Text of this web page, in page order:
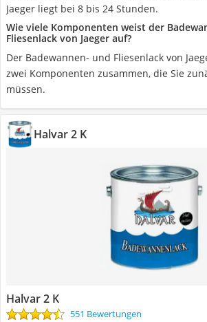
Jaeger liegt bei 8 bis 24 Stunden.
Wie viele Komponenten weist der
Fliesenlack von Jaeger auf?
Der Badewannen- und Fliesenlack von
zwei Komponenten zusammen, die Sie
müssen.
Halvar 2 K
Halvar 2 K
551 Bewertungen